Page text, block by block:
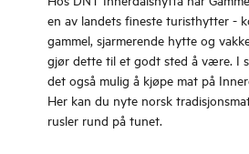
en av landets fineste turisthytter -
gammel, sjarmerende hytte og
gjør dette til et godt sted å være. I
det også mulig å kjøpe mat på
Her kan du nyte norsk
rusler rund på tunet.